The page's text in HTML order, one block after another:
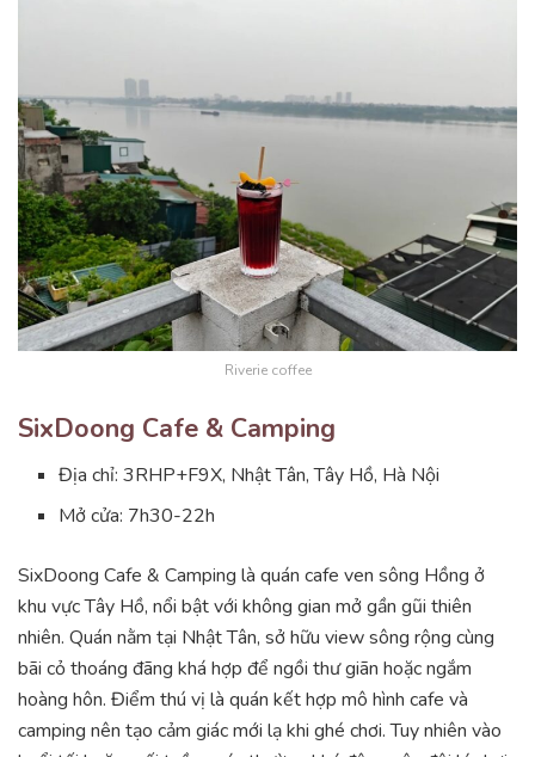
Riverie coffee
SixDoong Cafe & Camping
Địa chỉ: 3RHP+F9X, Nhật Tân, Tây Hồ, Hà Nội
Mở cửa: 7h30-22h
SixDoong Cafe & Camping là quán cafe ven sông Hồng ở
khu vực Tây Hồ, nổi bật với không gian mở gần gũi thiên
nhiên. Quán nằm tại Nhật Tân, sở hữu view sông rộng cùng
bãi cỏ thoáng đãng khá hợp để ngồi thư giãn hoặc ngắm
hoàng hôn. Điểm thú vị là quán kết hợp mô hình cafe và
camping nên tạo cảm giác mới lạ khi ghé chơi. Tuy nhiên vào